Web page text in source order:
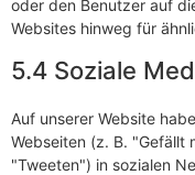
oder den Benutzer auf
Websites hinweg für
5.4 Soziale
Auf unserer Website
Webseiten (z. B. "Gefällt
"Tweeten") in sozialen